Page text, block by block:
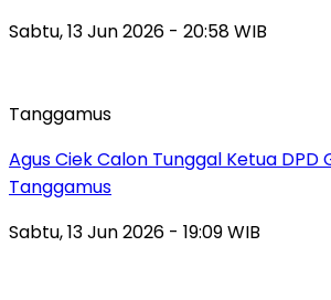
Sabtu, 13 Jun 2026 - 20:58 WIB
Tanggamus
Agus Ciek Calon Tunggal Ketua DPD
Tanggamus
Sabtu, 13 Jun 2026 - 19:09 WIB